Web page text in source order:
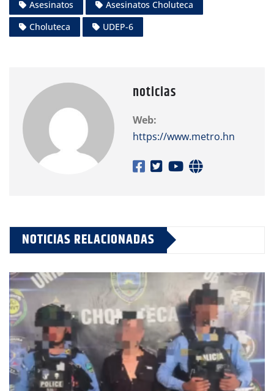
Asesinatos
Asesinatos Choluteca
Choluteca
UDEP-6
noticias
Web:
https://www.metro.hn
NOTICIAS RELACIONADAS